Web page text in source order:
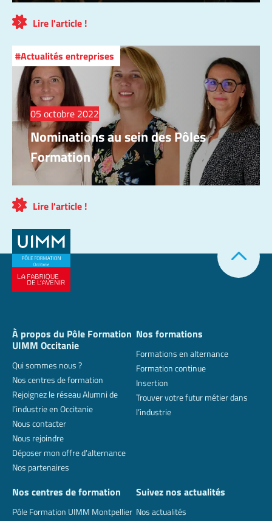
Lire l'article !
Actualités entreprises
05 octobre 2022
Nominations au sein des Pôles
Formation
Lire l'article !
À propos du Pôle Formation
UIMM Occitanie
Qui sommes nous ?
Nos centres de formation
Rejoignez le réseau Alumni de
l’industrie en Occitanie
Nous contacter
Nous rejoindre
Déposer mon offre d’alternance
Nos partenaires
Nos formations
Formations en alternance
Formation continue
Insertion
Trouver votre futur métier dans
l’industrie
Nos centres de formation
Pôle Formation UIMM Montpellier
Suivez nos actualités
Nos actualités